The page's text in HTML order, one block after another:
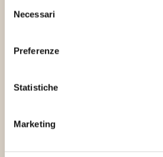
delNecessari
Preferenze
Statistiche
Marketing